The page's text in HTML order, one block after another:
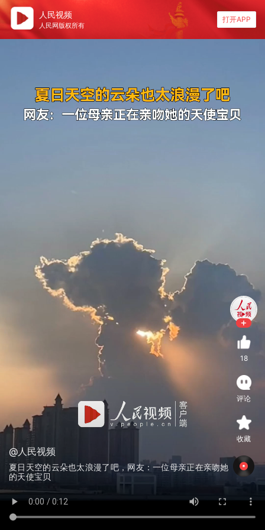
人民视频
人民网版权所有
打开APP
18
评论
收藏
@人民视频
夏日天空的云朵也太浪漫了吧，网友：一位母亲正在亲吻她
的天使宝贝